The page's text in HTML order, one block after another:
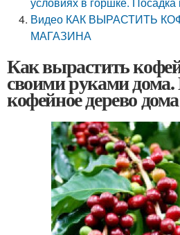
Видео КАК ВЫРАСТИТЬ
МАГАЗИНА
Как вырастить
своими руками
кофейное дерево дома